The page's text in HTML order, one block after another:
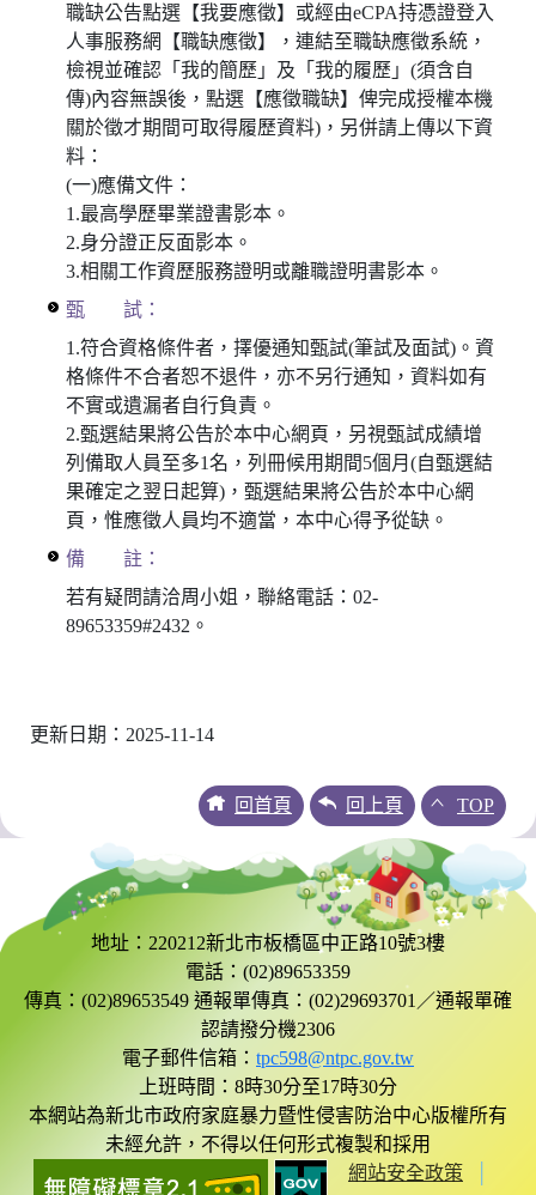
職缺公告點選【我要應徵】或經由eCPA持憑證登入
人事服務網【職缺應徵】，連結至職缺應徵系統，
檢視並確認「我的簡歷」及「我的履歷」(須含自
傳)內容無誤後，點選【應徵職缺】俾完成授權本機
關於徵才期間可取得履歷資料)，另併請上傳以下資
料：
(一)應備文件：
1.最高學歷畢業證書影本。
2.身分證正反⾯影本。
3.相關工作資歷服務證明或離職證明書影本。
甄 試：
1.符合資格條件者，擇優通知甄試(筆試及面試)。資
格條件不合者恕不退件，亦不另行通知，資料如有
不實或遺漏者自行負責。
2.甄選結果將公告於本中心網頁，另視甄試成績增
列備取人員至多1名，列冊候用期間5個月(自甄選結
果確定之翌日起算)，甄選結果將公告於本中心網
頁，惟應徵人員均不適當，本中心得予從缺。
備 註：
若有疑問請洽周小姐，聯絡電話：02-
89653359#2432。
更新日期：2025-11-14
回首頁 回上頁 TOP
地址：220212新北市板橋區中正路10號3樓
電話：(02)89653359
傳真：(02)89653549 通報單傳真：(02)29693701／通報單確
認請撥分機2306
電子郵件信箱： tpc598@ntpc.gov.tw
上班時間：8時30分至17時30分
本網站為新北市政府家庭暴力暨性侵害防治中心版權所有
未經允許，不得以任何形式複製和採用
網站安全政策